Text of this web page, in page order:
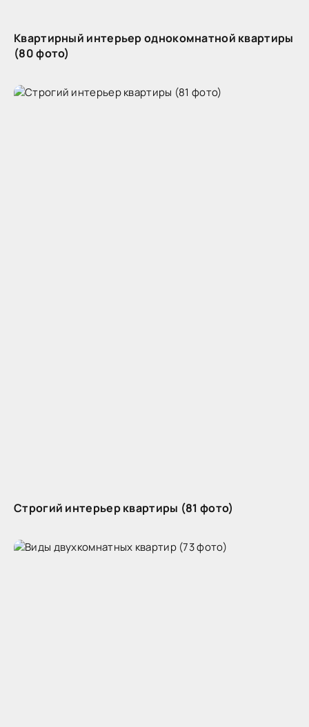
Квартирный интерьер однокомнатной квартиры
(80 фото)
Строгий интерьер квартиры (81 фото)